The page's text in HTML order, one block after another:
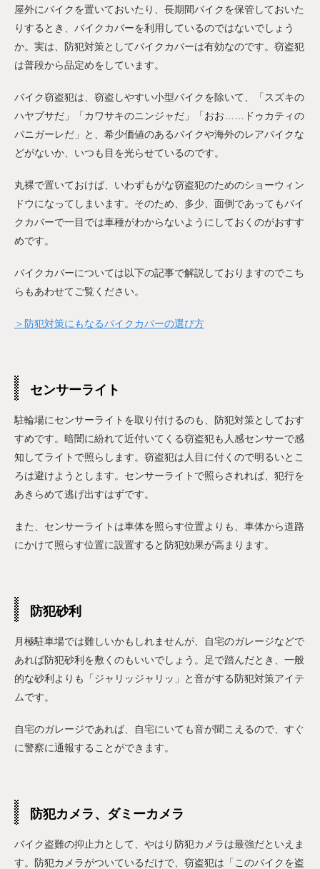
屋外にバイクを置いておいたり、長期間バイクを保管しておいた
りするとき、バイクカバーを利用しているのではないでしょう
か。実は、防犯対策としてバイクカバーは有効なのです。窃盗犯
は普段から品定めをしています。
バイク窃盗犯は、窃盗しやすい小型バイクを除いて、「スズキの
ハヤブサだ」「カワサキのニンジャだ」「おお……ドゥカティの
パニガーレだ」と、希少価値のあるバイクや海外のレアバイクな
どがないか、いつも目を光らせているのです。
丸裸で置いておけば、いわずもがな窃盗犯のためのショーウィン
ドウになってしまいます。そのため、多少、面倒であってもバイ
クカバーで一目では車種がわからないようにしておくのがおすす
めです。
バイクカバーについては以下の記事で解説しておりますのでこち
らもあわせてご覧ください。
＞防犯対策にもなるバイクカバーの選び方
センサーライト
駐輪場にセンサーライトを取り付けるのも、防犯対策としておす
すめです。暗闇に紛れて近付いてくる窃盗犯も人感センサーで感
知してライトで照らします。窃盗犯は人目に付くので明るいとこ
ろは避けようとします。センサーライトで照らされれば、犯行を
あきらめて逃げ出すはずです。
また、センサーライトは車体を照らす位置よりも、車体から道路
にかけて照らす位置に設置すると防犯効果が高まります。
防犯砂利
月極駐車場では難しいかもしれませんが、自宅のガレージなどで
あれば防犯砂利を敷くのもいいでしょう。足で踏んだとき、一般
的な砂利よりも「ジャリッジャリッ」と音がする防犯対策アイテ
ムです。
自宅のガレージであれば、自宅にいても音が聞こえるので、すぐ
に警察に通報することができます。
防犯カメラ、ダミーカメラ
バイク盗難の抑止力として、やはり防犯カメラは最強だといえま
す。防犯カメラがついているだけで、窃盗犯は「このバイクを盗